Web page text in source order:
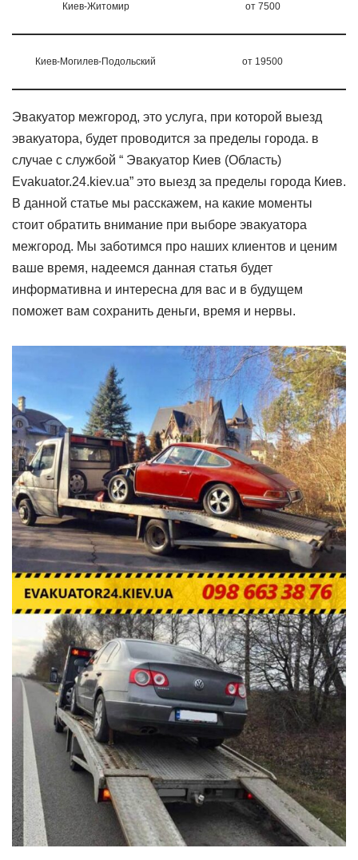
Киев-Житомир от 7500
Киев-Могилев-Подольский от 19500
Эвакуатор межгород, это услуга, при которой выезд
эвакуатора, будет проводится за пределы города. в
случае с службой “ Эвакуатор Киев (Область)
Evakuator.24.kiev.ua” это выезд за пределы города Киев.
В данной статье мы расскажем, на какие моменты
стоит обратить внимание при выборе эвакуатора
межгород. Мы заботимся про наших клиентов и ценим
ваше время, надеемся данная статья будет
информативна и интересна для вас и в будущем
поможет вам сохранить деньги, время и нервы.